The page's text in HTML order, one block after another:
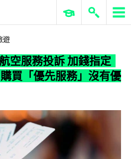
ERP 與商業 AI
遊
空服務投訴 加錢指定
買「優先服務」沒有優